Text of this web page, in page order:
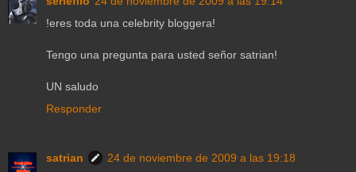
!eres toda una celebrity bloggera!
Tengo una pregunta para usted señor satrian!
UN saludo
Responder
satrian
24 de noviembre de 2009 a las 19:18